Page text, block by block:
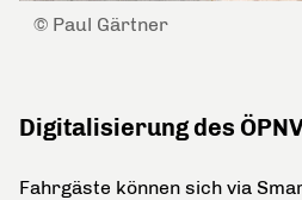
© Paul Gärtner
Digitalisierung des
Fahrgäste können sich via